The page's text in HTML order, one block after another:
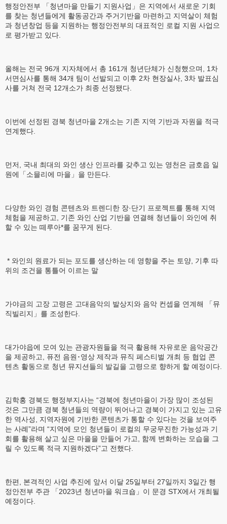
행정안전부 「청년마을 만들기 지원사업」은 지역에서 새로운 기회
를 찾는 청년들에게 활동공간과 주거기반을 마련하고 지역살이 체험
과 청년창업 등을 지원하는 행정안전부의 대표적인 로컬 지원 사업으
로 평가받고 있다.
올해는 전국 96개 지자체에서 총 161개 청년단체가 신청했으며, 1차
서면심사를 통해 34개 팀이 선발되고 이후 2차 현장실사, 3차 발표심
사를 거쳐 전국 12개소가 최종 선정됐다.
이번에 선정된 경북 청년마을 2개소는 기존 지역 기반과 자원을 적극
연계했다.
먼저, 국내 최대의 와인 생산 인프라를 갖추고 있는 영천은 금호읍 일
원에「소믈리에 마을」을 만든다.
다양한 와인 경험 콘텐츠와 트렌디한 장·단기 프로젝트를 통해 지역
체험을 제공하고, 기존 와인 산업 기반을 연결해 청년들이 와인에 취
할 수 있는 떼루아*를 꿈꾸게 된다.
* 와인의 원료가 되는 포도를 생산하는 데 영향을 주는 토양, 기후 따
위의 조건을 통틀어 이르는 말
가야금의 고장 고령은 고대음악의 발상지와 음악 컨셉을 연계해 「뮤
직빌리지」를 조성한다.
대가야읍에 모여 있는 관광자원들을 적극 활용해 자유로운 음악공간
을 제공하고, 퓨전 음원･영상 제작과 뮤직 페스티벌 개최 등 협업 콘
텐츠 활동으로 청년 뮤지션들의 발길을 고령으로 향하게 할 예정이다.
김학홍 경북도 행정부지사는 “경북에 청년마을이 가장 많이 조성된
것은 그만큼 경북 청년들의 역량이 뛰어나고 경북이 가지고 있는 고유
한 역사성, 지역자원에 기반한 콘텐츠가 통할 수 있다는 것을 보여주
는 사례”라며 “지역에 모인 청년들이 로컬의 무궁무진한 가능성과 기
회를 활용해 살고 싶은 마을을 만들어 가고, 함께 변화하는 모습을 그
릴 수 있도록 적극 지원하겠다”고 전했다.
한편, 본격적인 사업 추진에 앞서 이달 25일부터 27일까지 3일간 행
정안전부 주관 「2023년 청년마을 워크숍」이 문경 STX에서 개최될
예정이다.